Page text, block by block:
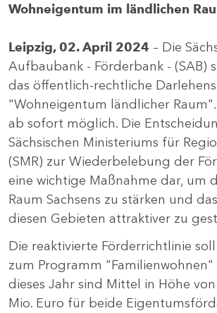
Wohneigentum im ländlichen
Leipzig, 02. April 2024 – Die
Aufbaubank - Förderbank - (SAB)
das öffentlich-rechtliche
"Wohneigentum ländlicher
ab sofort möglich. Die
Sächsischen Ministeriums für
(SMR) zur Wiederbelebung der
eine wichtige Maßnahme dar, um
Raum Sachsens zu stärken und
diesen Gebieten attraktiver zu
Die reaktivierte Förderrichtlinie
zum Programm "Familienwohnen"
dieses Jahr sind Mittel in Höhe
Mio. Euro für beide